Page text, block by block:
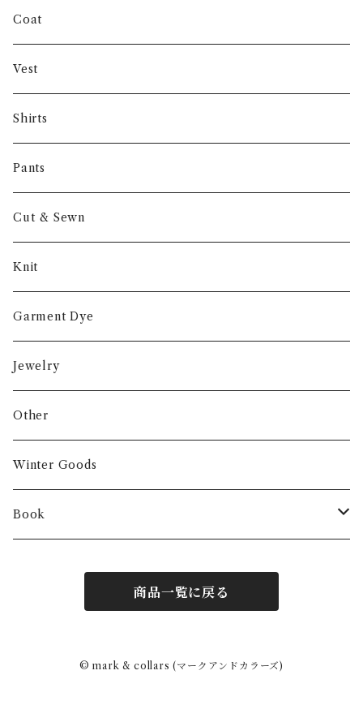
INVERTERE
Gambert
NORIEI
Other
Coat
Vest
Shirts
Pants
Cut & Sewn
Knit
Garment Dye
Jewelry
Other
Winter Goods
Book
商品一覧に戻る
© mark & collars (マークアンドカラーズ)